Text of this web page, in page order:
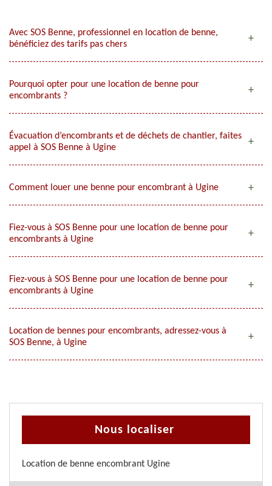
Avec SOS Benne, professionnel en location de benne,
bénéficiez des tarifs pas chers
Pourquoi opter pour une location de benne pour
encombrants ?
Évacuation d’encombrants et de déchets de chantier, faites
appel à SOS Benne à Ugine
Comment louer une benne pour encombrant à Ugine
Fiez-vous à SOS Benne pour une location de benne pour
encombrants à Ugine
Fiez-vous à SOS Benne pour une location de benne pour
encombrants à Ugine
Location de bennes pour encombrants, adressez-vous à
SOS Benne, à Ugine
Nous localiser
Location de benne encombrant Ugine